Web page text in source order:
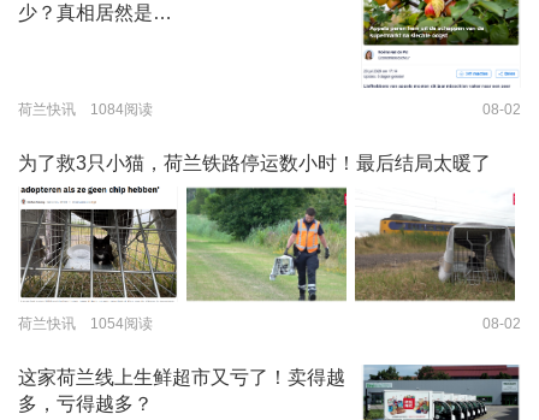
少？真相居然是…
荷兰快讯 1084阅读 08-02
为了救3只小猫，荷兰铁路停运数小时！最后结局太暖了
荷兰快讯 1054阅读 08-02
这家荷兰线上生鲜超市又亏了！卖得越
多，亏得越多？